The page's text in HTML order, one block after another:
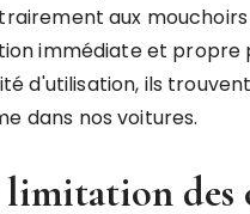
aux
immédiate et propre
d'utilisation, ils
dans nos voitures.
limitation des